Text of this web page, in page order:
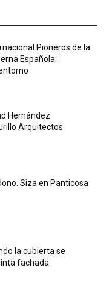
Pioneros de la
Española:
Hernández
Arquitectos
Siza en Panticosa
la cubierta se
fachada